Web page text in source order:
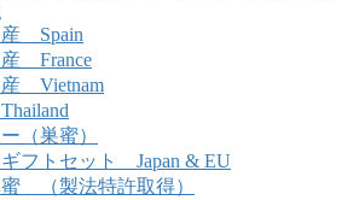
産 Spain
France
Vietnam
（巣蜜）
フトセット Japan & EU
（製法特許取得）